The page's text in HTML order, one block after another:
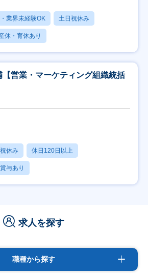
業界未経験OK 土日祝休み
休・育休あり
【営業・マーケティング組織統括
休み 休日120日以上
賞与あり
求人を探す
職種から探す